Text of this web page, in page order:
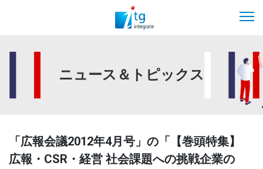
ニュース＆トピックス
「広報会議2012年4月号」の「【巻頭特集】
広報・CSR・経営 社会課題への挑戦企業の